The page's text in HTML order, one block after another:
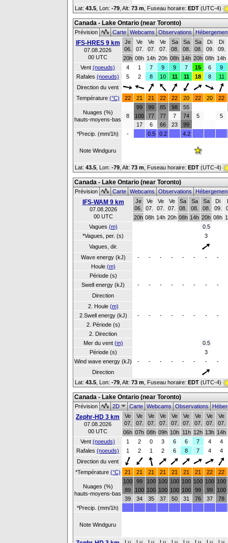
Lat: 43.5 , Lon: -79 Alt: 73 m , Fuseau horaire: EDT (UTC-4)
Canada - Lake Ontario (near Toronto)
Prévision CarteWebcamsObservations
IFS-HRES 9 km
07.08.2026
00 UTC
Je
06.
Ve
07.
Ve
07.
Ve
07.
Sa
08.
Sa
08.
Sa
08.
Di
09.
Di
09.
20h 08h 14h 20h 08h 14h 20h 08h 14h
Vent (noeuds) 4 1 7 9 9 7 15 6
9
Rafales (noeuds) 5 2 8 10 11 11 18 8
11
Direction du vent
Température (°C) 22 21 21 22 22 20 22 20 22
Nuages (%)
hauts-moyens-bas
8
99
100
17
99
77
6
85
77
66
98
7
23
55
74
99
5 5
*Precip. (mm/1h) - 0.5 0.2 4.2
Note Windguru
Lat: 43.5 , Lon: -79 Alt: 73 m , Fuseau horaire: EDT (UTC-4)
Canada - Lake Ontario (near Toronto)
Prévision CarteWebcamsObservations
IFS-WAM 9 km
07.08.2026
00 UTC
Je
06.
Ve
07.
Ve
07.
Ve
07.
Sa
08.
Sa
08.
Sa
08.
Di
09.
20h 08h 14h 20h 08h 14h 20h 08h
Vagues (m)
0.5
*Vagues, per. (s)
3
Vagues, dir.
Wave energy (kJ)
- - - - - - -
-
Houle (m)
Période (s)
Swell energy (kJ)
- - - - - - -
-
Direction
2. Houle (m)
2.Swell energy (kJ)
- - - - - - -
-
2. Période (s)
2. Direction
Mer du vent (m)
0.5
Période (s)
3
Wind wave energy (kJ)
- - - - - - -
-
Direction
Lat: 43.5 , Lon: -79 Alt: 73 m , Fuseau horaire: EDT (UTC-4)
Canada - Lake Ontario (near Toronto)
Prévision 2D CarteWebcamsObservations
Zephr-HD 3 km
07.08.2026
00 UTC
Ve
07.
Ve
07.
Ve
07.
Ve
07.
Ve
07.
Ve
07.
Ve
07.
Ve
07.
Ve
07.
06h 07h 08h 09h 10h 11h 12h 13h 14h
Vent (noeuds) 1 2 0 3 6 6 7 4
4
Rafales (noeuds) 1 2 1 2 6 8 7 4
4
Direction du vent
*Température (°C) 21 21 21 21 21 21 21 22 22
Nuages (%)
hauts-moyens-bas
100
89
39
99
100
34
100
100
35
100
100
37
100
100
50
100
100
31
100
99
76
100
99
37
100
100
78
*Precip. (mm/1h)
Note Windguru